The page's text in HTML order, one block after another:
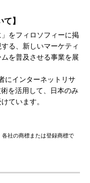
】
をフィロソフィーに掲
る、新しいマーケティ
を普及させる事業を展
にインターネットリサ
を活用して、日本のみ
ています。
社の商標または登録商標で